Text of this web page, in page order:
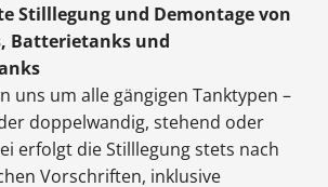
Stilllegung und Demontage von
Batterietanks und
uns um alle gängigen Tanktypen –
doppelwandig, stehend oder
erfolgt die Stilllegung stets nach
Vorschriften, inklusive